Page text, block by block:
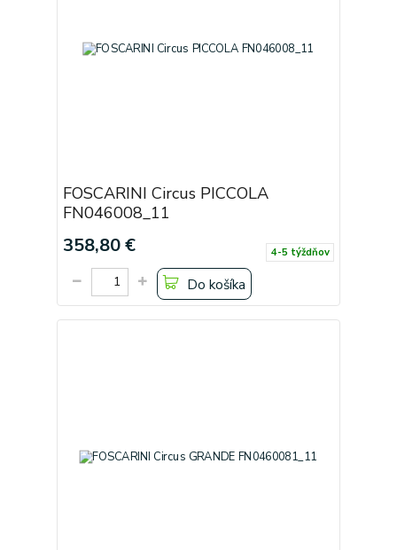
FOSCARINI Circus PICCOLA
FN046008_11
358,80 € 4-5 týždňov
Do košíka